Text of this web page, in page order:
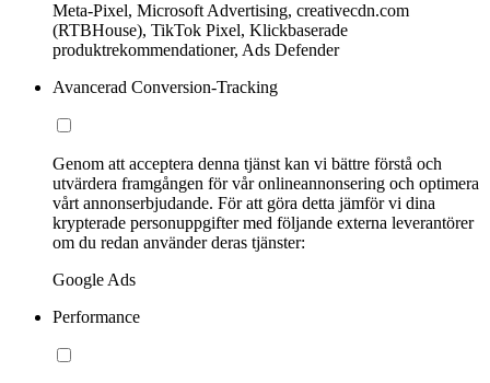
Meta-Pixel, Microsoft Advertising, creativecdn.com
(RTBHouse), TikTok Pixel, Klickbaserade
produktrekommendationer, Ads Defender
Avancerad Conversion-Tracking
Genom att acceptera denna tjänst kan vi bättre förstå och
utvärdera framgången för vår onlineannonsering och optimera
vårt annonserbjudande. För att göra detta jämför vi dina
krypterade personuppgifter med följande externa leverantörer
om du redan använder deras tjänster:
Google Ads
Performance